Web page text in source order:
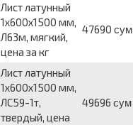
Лист латунный
1х600х1500 мм,
Л63м, мягкий,
цена за кг
47690 сум
Лист латунный
1х600х1500 мм,
ЛС59-1т,
твердый, цена
49696 сум